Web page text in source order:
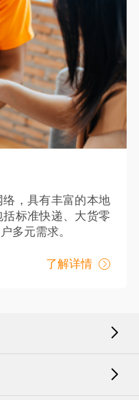
，具有丰富的本地
标准快递、大货零
多元需求。
了解详情